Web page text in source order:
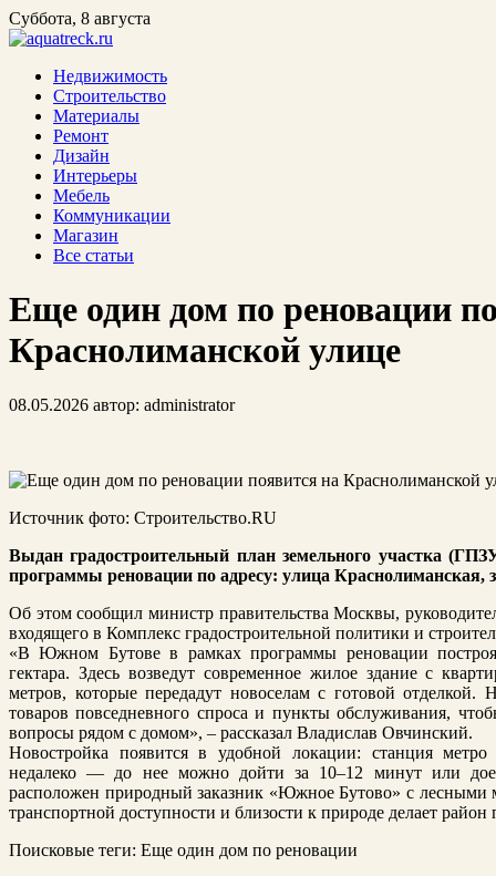
Суббота, 8 августа
Недвижимость
Строительство
Материалы
Ремонт
Дизайн
Интерьеры
Мебель
Коммуникации
Магазин
Все статьи
Еще один дом по реновации
Краснолиманской улице
08.05.2026 автор: administrator
Источник фото: Строительство.RU
Выдан градостроительный план земельного участка
программы реновации по адресу: улица Краснолиманская,
Об этом сообщил министр правительства Москвы,
входящего в Комплекс градостроительной политики и
«В Южном Бутове в рамках программы реновации
гектара. Здесь возведут современное жилое здание с
метров, которые передадут новоселам с готовой
товаров повседневного спроса и пункты обслуживания,
вопросы рядом с домом», – рассказал Владислав Овчинский.
Новостройка появится в удобной локации: станция метро
недалеко — до нее можно дойти за 10–12 минут или
расположен природный заказник «Южное Бутово» с лесными
транспортной доступности и близости к природе делает
Поисковые теги: Еще один дом по реновации